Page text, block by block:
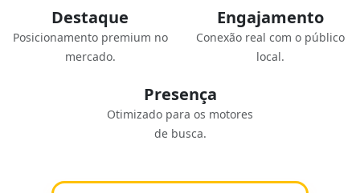
Destaque
Posicionamento premium no
mercado.
Engajamento
Conexão real com o público
local.
Presença
Otimizado para os motores
de busca.